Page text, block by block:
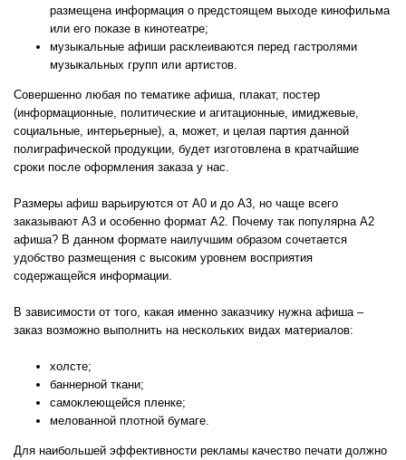
размещена информация о предстоящем выходе кинофильма
или его показе в кинотеатре;
музыкальные афиши расклеиваются перед гастролями
музыкальных групп или артистов.
Совершенно любая по тематике афиша, плакат, постер
(информационные, политические и агитационные, имиджевые,
социальные, интерьерные), а, может, и целая партия данной
полиграфической продукции, будет изготовлена в кратчайшие
сроки после оформления заказа у нас.
Размеры афиш варьируются от А0 и до А3, но чаще всего
заказывают А3 и особенно формат А2. Почему так популярна А2
афиша? В данном формате наилучшим образом сочетается
удобство размещения с высоким уровнем восприятия
содержащейся информации.
В зависимости от того, какая именно заказчику нужна афиша –
заказ возможно выполнить на нескольких видах материалов:
холсте;
баннерной ткани;
самоклеющейся пленке;
мелованной плотной бумаге.
Для наибольшей эффективности рекламы качество печати должно